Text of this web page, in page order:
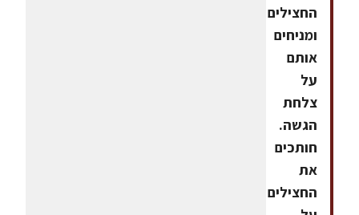
החצילים
ומניחים
אותם
על
צלחת
הגשה.
חותכים
את
החצילים